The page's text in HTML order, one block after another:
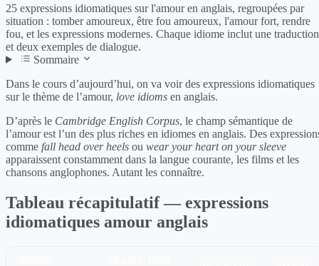
25 expressions idiomatiques sur l'amour en anglais, regroupées par
situation : tomber amoureux, être fou amoureux, l'amour fort, rendre
fou, et les expressions modernes. Chaque idiome inclut une traduction
et deux exemples de dialogue.
Sommaire
Dans le cours d’aujourd’hui, on va voir des expressions idiomatiques
sur le thème de l’amour, love idioms en anglais.
D’après le Cambridge English Corpus, le champ sémantique de
l’amour est l’un des plus riches en idiomes en anglais. Des
comme fall head over heels ou wear your heart on your sleeve
apparaissent constamment dans la langue courante, les films et les
chansons anglophones. Autant les connaître.
Tableau récapitulatif — expressions
idiomatiques amour anglais